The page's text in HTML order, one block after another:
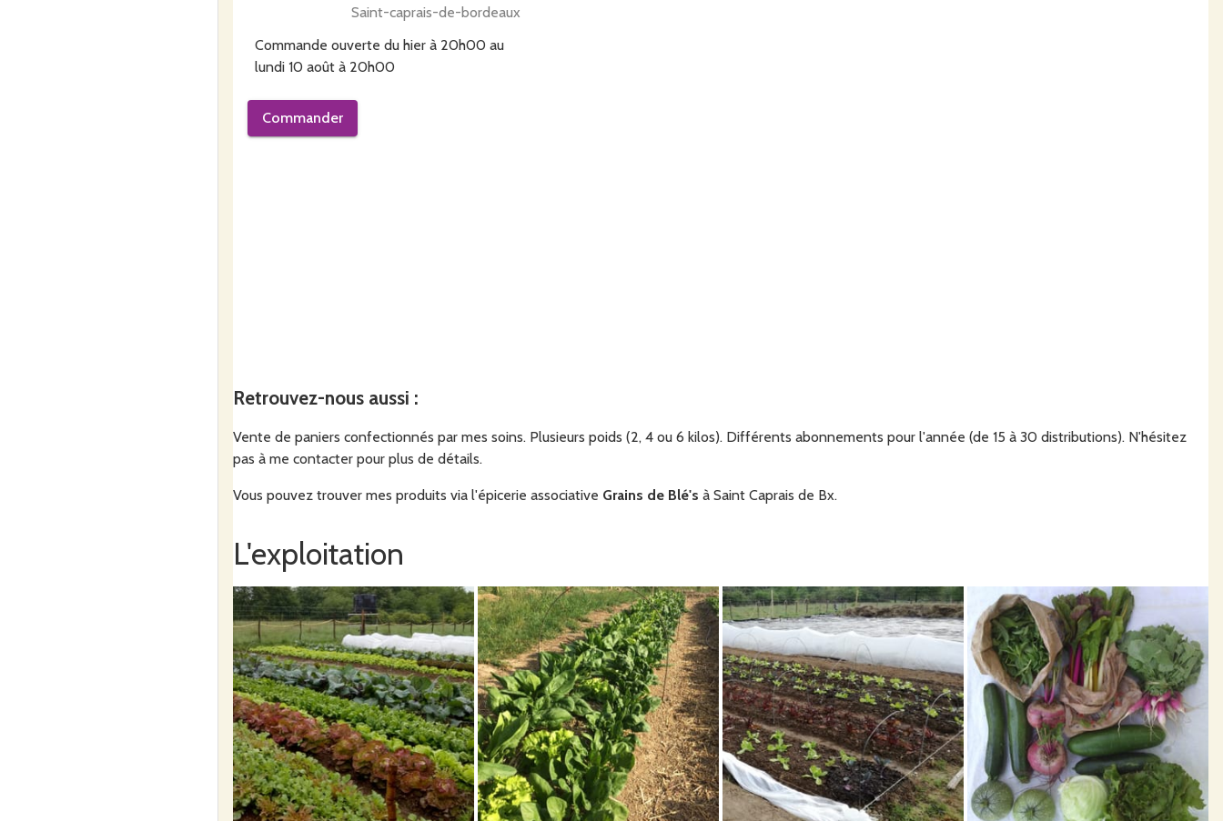
Saint-caprais-de-bordeaux
Commande ouverte du hier à 20h00 au
lundi 10 août à 20h00
Commander
Retrouvez-nous aussi :
Vente de paniers confectionnés par mes soins. Plusieurs poids (2, 4 ou 6 kilos). Différents abonnements pour l'année (de 15 à 30 distributions). N'hésitez
pas à me contacter pour plus de détails.
Vous pouvez trouver mes produits via l'épicerie associative Grains de Blé's à Saint Caprais de Bx.
L'exploitation